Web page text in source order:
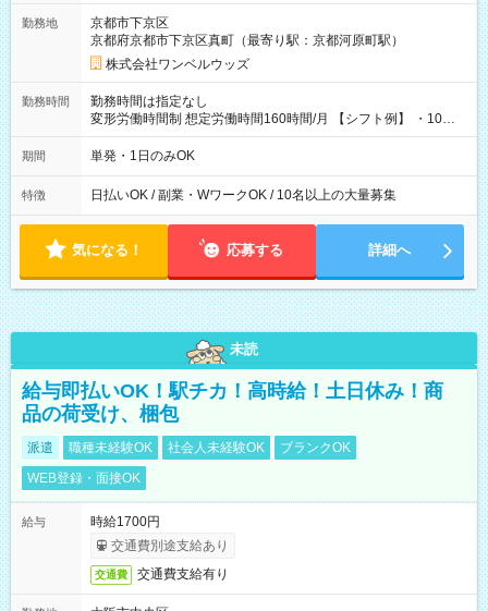
勤務地
京都市下京区
京都府京都市下京区真町（最寄り駅：京都河原町駅）
株式会社ワンベルウッズ
勤務時間
勤務時間は指定なし
変形労働時間制 想定労働時間160時間/月 【シフト例】 ・10：
00～20：00
期間 単発・1日のみOK
特徴 日払いOK / 副業・WワークOK / 10名以上の大量募集
気になる！ 応募する 詳細へ
未読
給与即払いOK！駅チカ！高時給！土日休み！商
品の荷受け、梱包
派遣 職種未経験OK 社会人未経験OK
ブランクOK
WEB登録・面接OK
給与
時給1700円
交通費別途支給あり
交通費 交通費支給有り